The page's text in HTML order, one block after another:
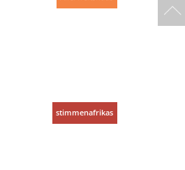
stimmenafrikas